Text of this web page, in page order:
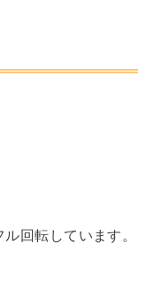
回転しています。